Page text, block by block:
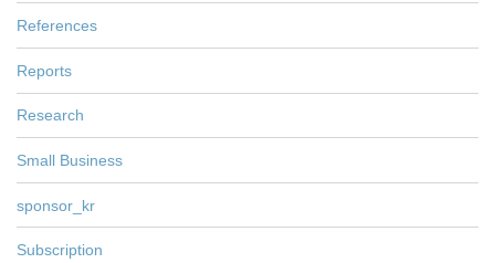
References
Reports
Research
Small Business
sponsor_kr
Subscription